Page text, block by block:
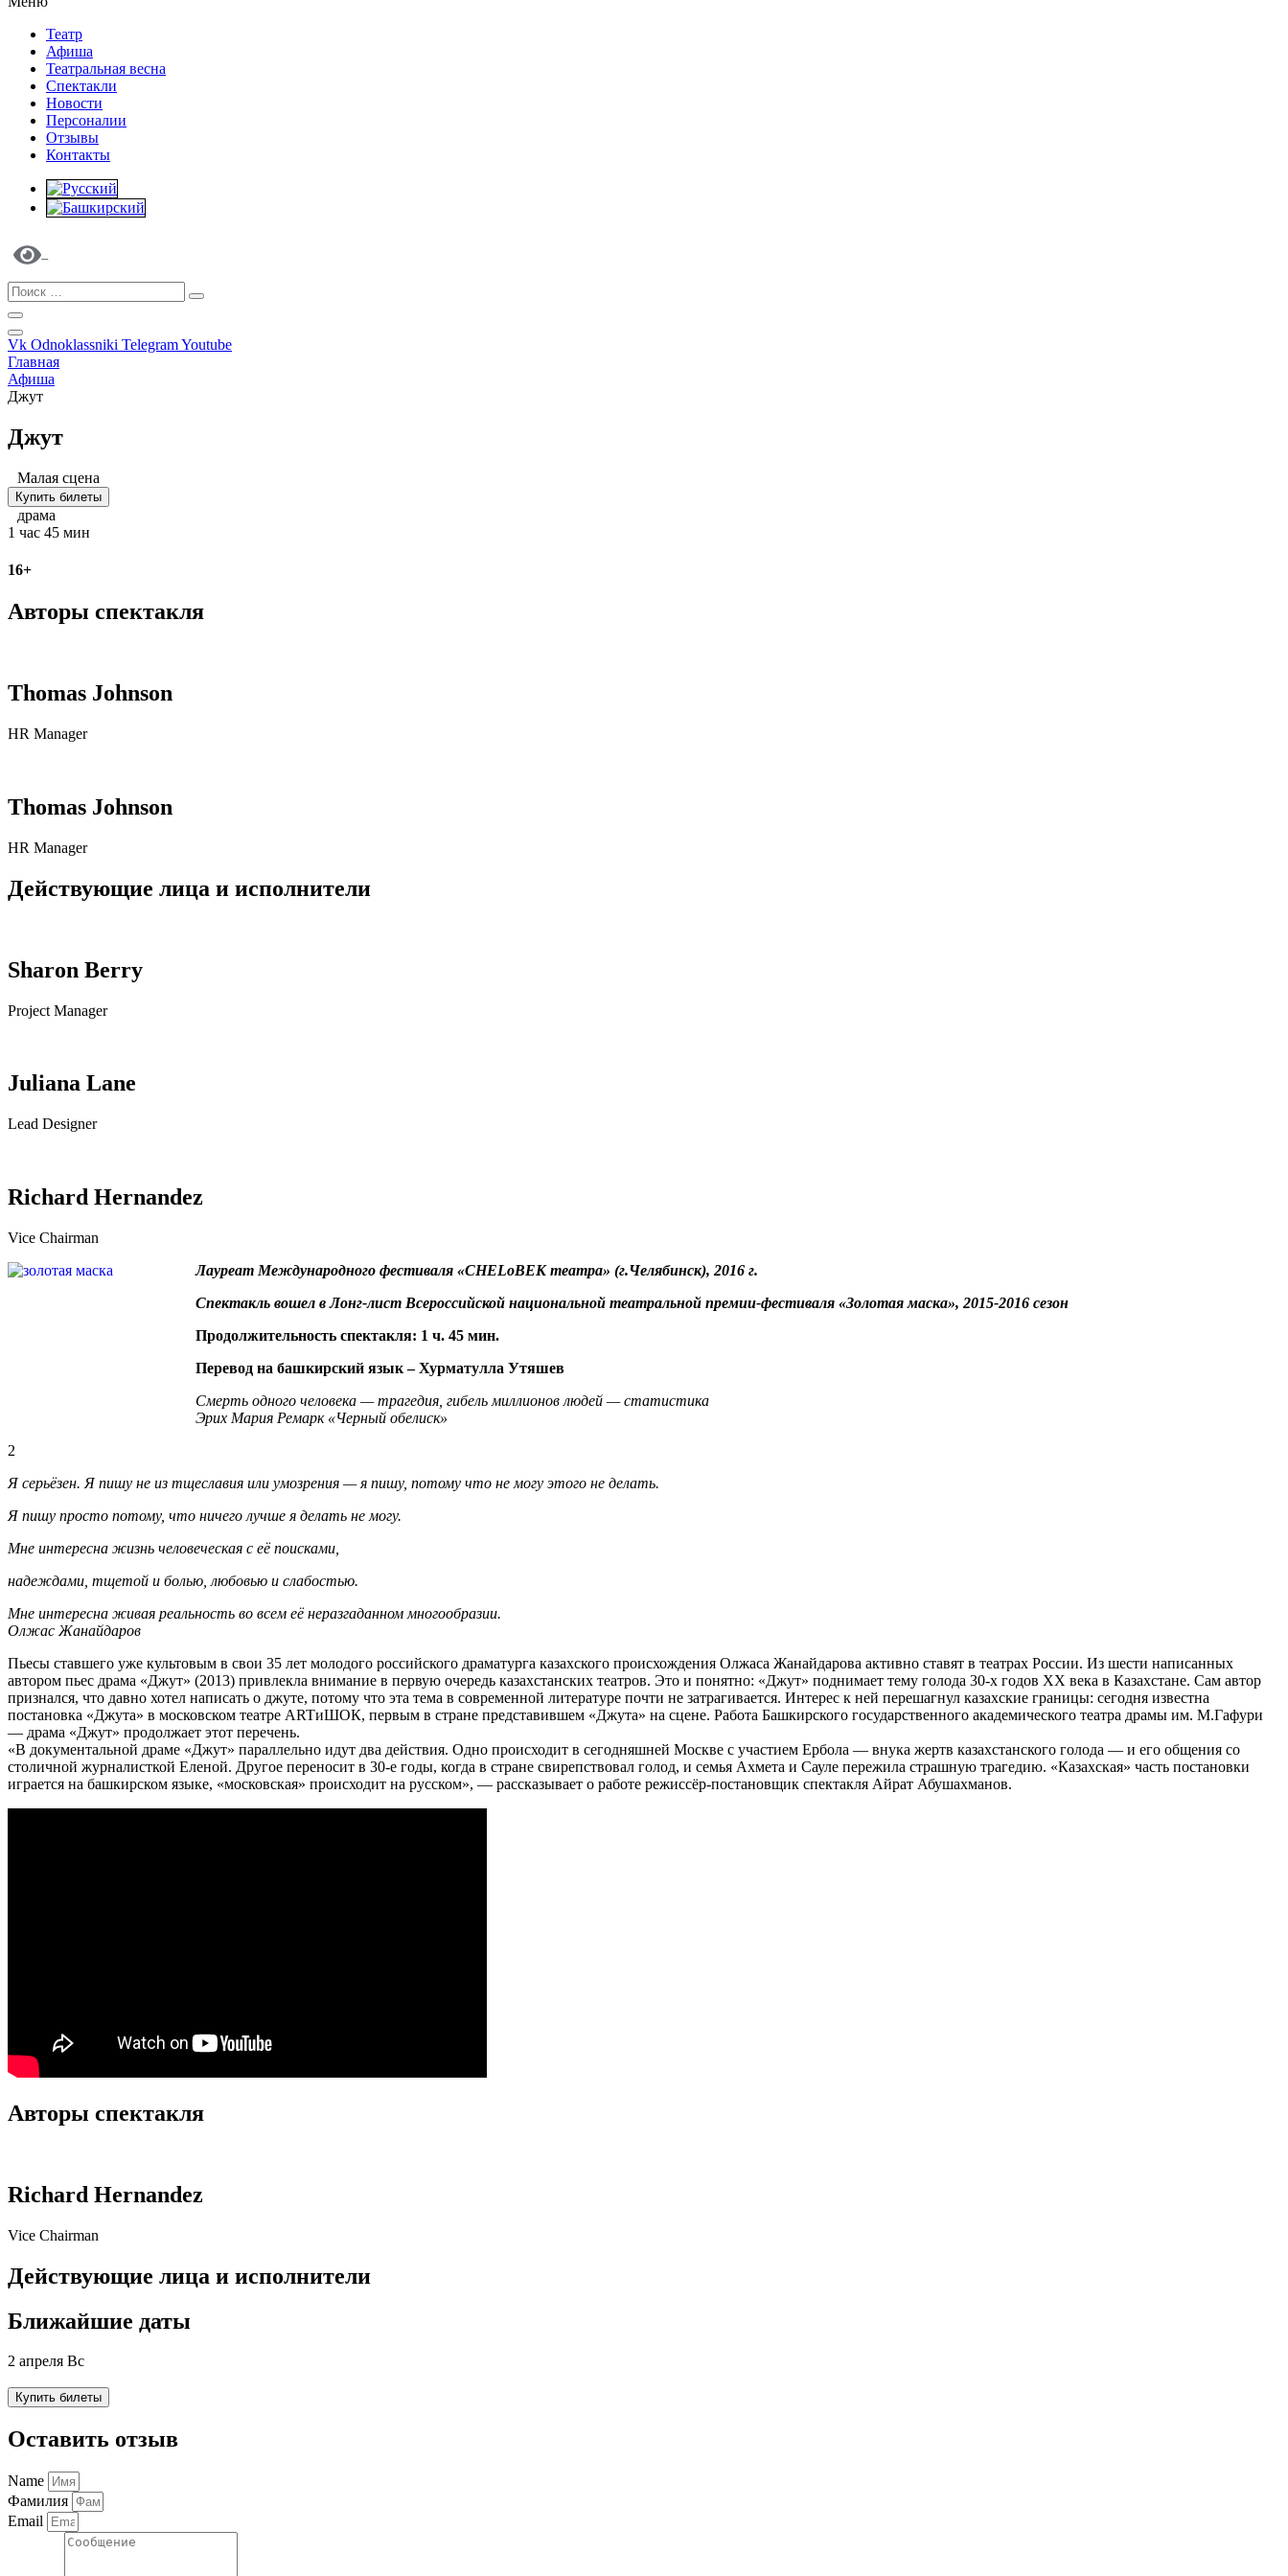
Театр
Афиша
Театральная весна
Спектакли
Новости
Персоналии
Отзывы
Контакты
Vk Odnoklassniki TelegramYoutube
Главная
Афиша
Джут
Джут
Малая сцена
Купить билеты
драма
1 час 45 мин
16+
Авторы спектакля
Thomas Johnson
HR Manager
Thomas Johnson
HR Manager
Действующие лица и исполнители
Sharon Berry
Project Manager
Juliana Lane
Lead Designer
Richard Hernandez
Vice Chairman
Лауреат Международного фестиваля «CHELоВЕК театра» (г.Челябинск), 2016 г.
Спектакль вошел в Лонг-лист Всероссийской национальной театральной премии-фестиваля «Золотая маска», 2015-2016 сезон
Продолжительность спектакля: 1 ч. 45 мин.
Перевод на башкирский язык – Хурматулла Утяшев
Смерть одного человека — трагедия, гибель миллионов людей — статистика
Эрих Мария Ремарк «Черный обелиск»
2
Я серьёзен. Я пишу не из тщеславия или умозрения — я пишу, потому что не могу этого не делать.
Я пишу просто потому, что ничего лучше я делать не могу.
Мне интересна жизнь человеческая с её поисками,
надеждами, тщетой и болью, любовью и слабостью.
Мне интересна живая реальность во всем её неразгаданном многообразии.
Олжас Жанайдаров
Пьесы ставшего уже культовым в свои 35 лет молодого российского драматурга казахского происхождения Олжаса Жанайдарова активно ставят в театрах России. Из шести написанных
автором пьес драма «Джут» (2013) привлекла внимание в первую очередь казахстанских театров. Это и понятно: «Джут» поднимает тему голода 30-х годов ХХ века в Казахстане. Сам автор
признался, что давно хотел написать о джуте, потому что эта тема в современной литературе почти не затрагивается. Интерес к ней перешагнул казахские границы: сегодня известна
постановка «Джута» в московском театре ARTиШОК, первым в стране представившем «Джута» на сцене. Работа Башкирского государственного академического театра драмы им. М.Гафури
— драма «Джут» продолжает этот перечень.
«В документальной драме «Джут» параллельно идут два действия. Одно происходит в сегодняшней Москве с участием Ербола — внука жертв казахстанского голода — и его общения со
столичной журналисткой Еленой. Другое переносит в 30-е годы, когда в стране свирепствовал голод, и семья Ахмета и Сауле пережила страшную трагедию. «Казахская» часть постановки
играется на башкирском языке, «московская» происходит на русском», — рассказывает о работе режиссёр-постановщик спектакля Айрат Абушахманов.
Авторы спектакля
Richard Hernandez
Vice Chairman
Действующие лица и исполнители
Ближайшие даты
2 апреля Вс
Купить билеты
Оставить отзыв
Name
Фамилия
Email